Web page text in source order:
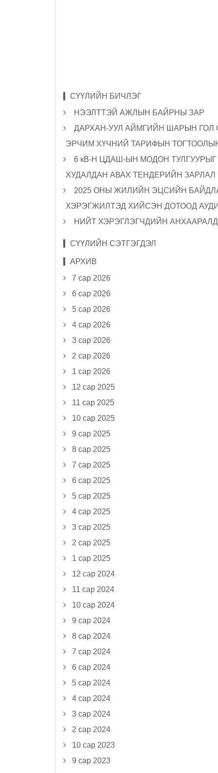
СҮҮЛИЙН БИЧЛЭГ
НЭЭЛТТЭЙ АЖЛЫН БАЙРНЫ ЗАР
ДАРХАН-УУЛ АЙМГИЙН ШАРЫН ГОЛ
ЭРЧИМ ХҮЧНИЙ ТАРИФЫН
6 кВ-Н ЦДАШ-ЫН МОДОН
ХУДАЛДАН АВАХ ТЕНДЕРИЙН ЗАРЛАЛ
2025 ОНЫ ЖИЛИЙН ЭЦСИЙН
ХЭРЭГЖИЛТЭД ХИЙСЭН ДОТООД
НИЙТ ХЭРЭГЛЭГЧДИЙН АНХААРАЛД
СҮҮЛИЙН СЭТГЭГДЭЛ
АРХИВ
7 сар 2026
6 сар 2026
5 сар 2026
4 сар 2026
3 сар 2026
2 сар 2026
1 сар 2026
12 сар 2025
11 сар 2025
10 сар 2025
9 сар 2025
8 сар 2025
7 сар 2025
6 сар 2025
5 сар 2025
4 сар 2025
3 сар 2025
2 сар 2025
1 сар 2025
12 сар 2024
11 сар 2024
10 сар 2024
9 сар 2024
8 сар 2024
7 сар 2024
6 сар 2024
5 сар 2024
4 сар 2024
3 сар 2024
2 сар 2024
10 сар 2023
9 сар 2023